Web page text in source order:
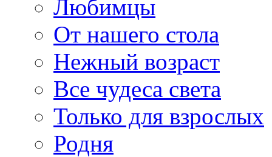
Любимцы
От нашего стола
Нежный возраст
Все чудеса света
Только для взрослых
Родня